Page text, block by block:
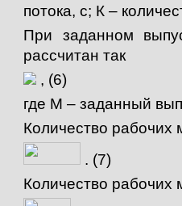
потока, с; К –
При заданном
рассчитан так
, (6)
где М – заданный
Количество
. (7)
Количество рабочих